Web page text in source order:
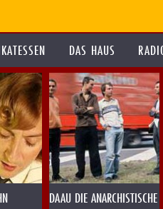
DAS HAUS
DAAU DIE ANARCHISTISCHE